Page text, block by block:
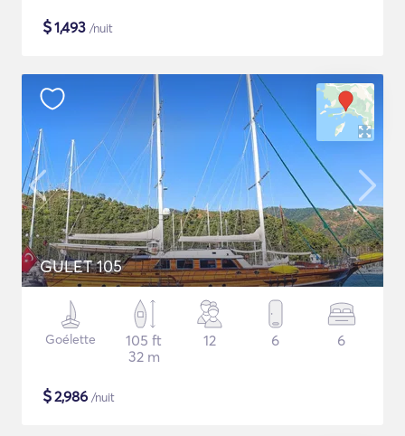
$1,493 /nuit
GULET 105
Goélette
105 ft
32 m
12 6 6
$2,986 /nuit